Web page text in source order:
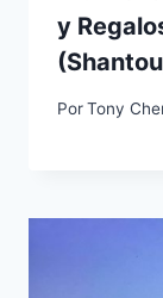
y
PorTony